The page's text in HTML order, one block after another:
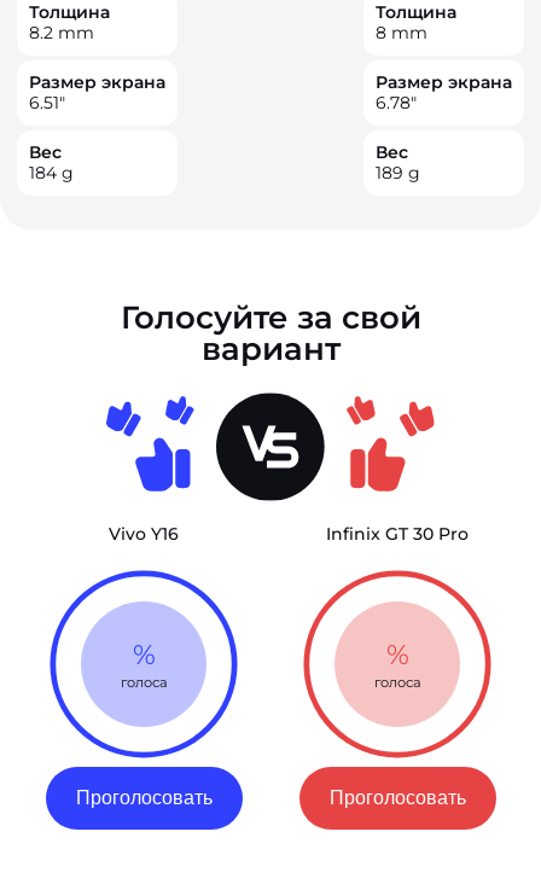
Толщина
8.2 mm
Размер экрана
6.51"
Вес
184 g
Толщина
8 mm
Размер экрана
6.78"
Вес
189 g
Голосуйте за свой
вариант
Vivo Y16
%
голоса
Проголосовать
Infinix GT 30 Pro
%
голоса
Проголосовать